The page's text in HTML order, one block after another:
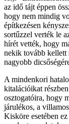
az idő tájt éppen
hogy nem mindig
építkezésen
sortűzzel verték le
hírét vették, hogy
nekik tovább kellett
nagyobb
A mindenkori
kitalációikat
osztogatóira, hogy
járulékos, a
Kisköre esetében